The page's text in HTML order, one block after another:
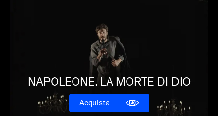
NAPOLEONE. LA MORTE DI DIO
Acquista